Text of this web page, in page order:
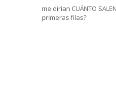
me dirían CUÁNTO
primeras filas?